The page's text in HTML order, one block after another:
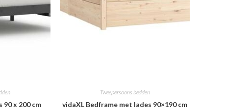
90 x 200 cm
Tweepersoons bedden
vidaXL Bedframe met lades 90×190 cm